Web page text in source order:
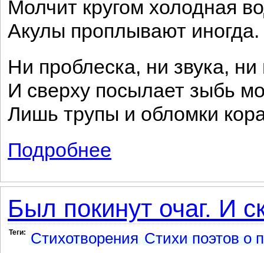
Молчит кругом холодная
Акулы проплывают иногда.
Ни проблеска, ни звука, ни
И сверху посылает зыбь
Лишь трупы и обломки
Подробнее
Был покинут очаг. И
Теги: Стихотворения Стихи поэтов о